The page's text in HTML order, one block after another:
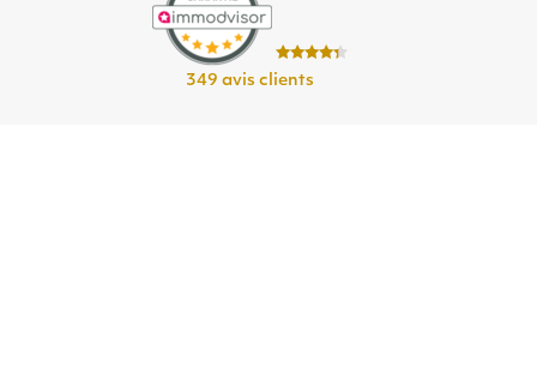
349 avis clients